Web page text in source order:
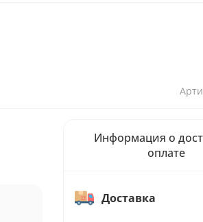
Информация о
оплате
Доставка